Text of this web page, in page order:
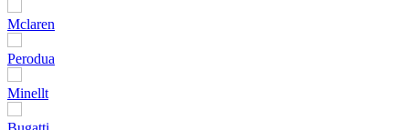
Mclaren
Perodua
Minellt